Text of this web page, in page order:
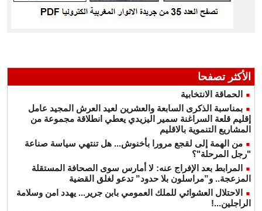
الأكثر تصفحا
الحماقة الانتخابية
بمناسبة الذكرى السابعة والعشرين لعيد العرش المجيد عامل
إقليم قلعة السراغنة سمير اليزيدي يعطي انطلاقة مجموعة من
المشاريع التنموية بالاقليم
من الهمة إلى لقجع مرورا بأخنوش... هل تنتهي سياسة صناعة
"رجل المرحلة"؟
المرابط بعد الإفراج عنه: لا أمارس سوى الصحافة المستقلة
المزعجة.. و”مراسلون بلا حدود” تدعو لغلق القضية
الاحتلال العشوائي للملك العمومي بابن جرير... يهدد امن وسلامة
الراجلين...!